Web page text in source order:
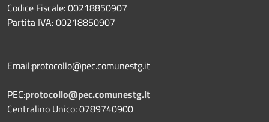
Codice Fiscale: 00218850907
Partita IVA: 00218850907
Email:protocollo@pec.comunestg.it
PEC:protocollo@pec.comunestg.it
Centralino Unico: 0789740900